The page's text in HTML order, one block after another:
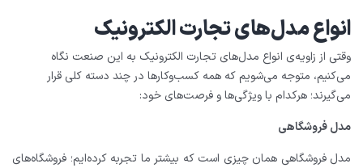
انواع مدل‌های تجارت الکترونیک
وقتی از زاویه‌ی انواع مدل‌های تجارت الکترونیک به این صنعت نگاه
می‌کنیم، متوجه می‌شویم که همه کسب‌وکارها در چند دسته کلی قرار
می‌گیرند؛ هرکدام با ویژگی‌ها و فرصت‌های خود:
مدل فروشگاهی
مدل فروشگاهی همان چیزی است که بیشتر ما تجربه کرده‌ایم؛ فروشگاه‌های